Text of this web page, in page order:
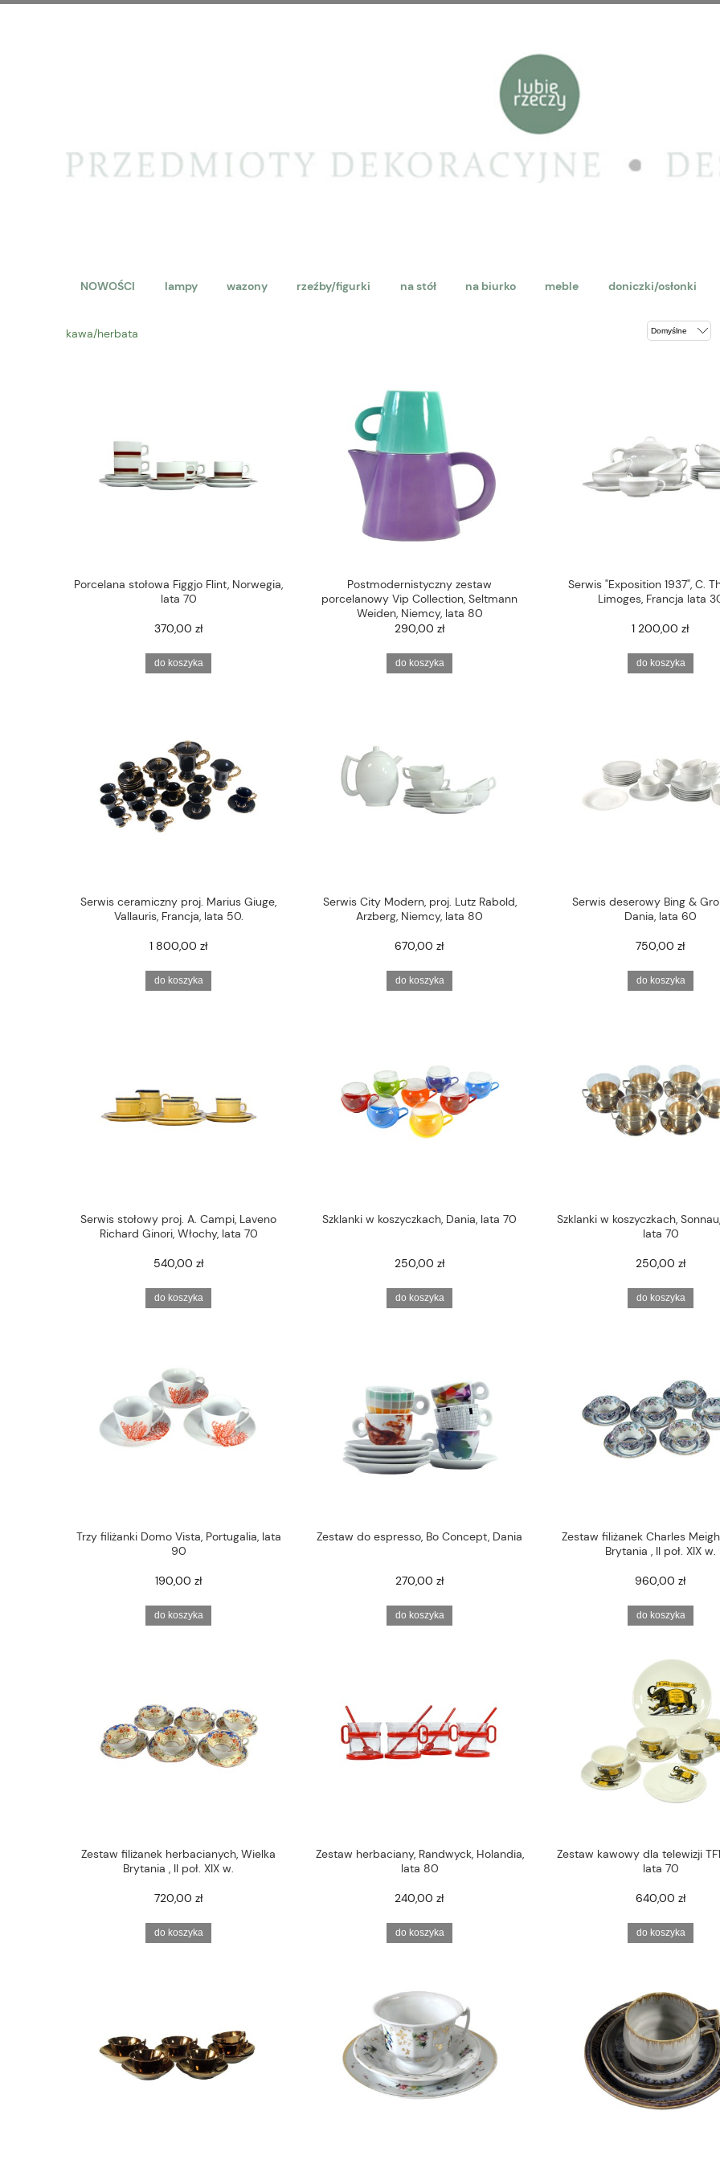
NOWOŚCI lampy wazony rzeźby/figurki na stół na biurko meble doniczki/osłonki
kawa/herbata
Porcelana stołowa Figgjo Flint, Norwegia,
lata 70
370,00 zł
do koszyka
Postmodernistyczny zestaw
porcelanowy Vip Collection, Seltmann
Weiden, Niemcy, lata 80
290,00 zł
do koszyka
Serwis "Exposition 1937", C.
Limoges, Francja lata
1 200,00 zł
do koszyka
Serwis ceramiczny proj. Marius Giuge,
Vallauris, Francja, lata 50.
1 800,00 zł
do koszyka
Serwis City Modern, proj. Lutz Rabold,
Arzberg, Niemcy, lata 80
670,00 zł
do koszyka
Serwis deserowy Bing &
Dania, lata 60
750,00 zł
do koszyka
Serwis stołowy proj. A. Campi, Laveno
Richard Ginori, Włochy, lata 70
540,00 zł
do koszyka
Szklanki w koszyczkach, Dania, lata 70
250,00 zł
do koszyka
Szklanki w koszyczkach,
lata 70
250,00 zł
do koszyka
Trzy filiżanki Domo Vista, Portugalia, lata
90
190,00 zł
do koszyka
Zestaw do espresso, Bo Concept, Dania
270,00 zł
do koszyka
Zestaw filiżanek Charles
Brytania , II poł. XIX w.
960,00 zł
do koszyka
Zestaw filiżanek herbacianych, Wielka
Brytania , II poł. XIX w.
720,00 zł
do koszyka
Zestaw herbaciany, Randwyck, Holandia,
lata 80
240,00 zł
do koszyka
Zestaw kawowy dla telewizji
lata 70
640,00 zł
do koszyka